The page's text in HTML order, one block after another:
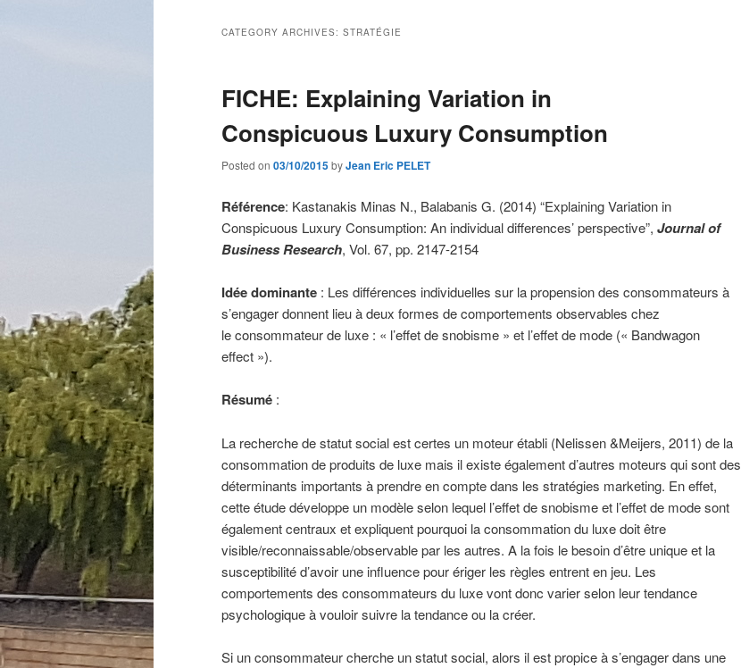
CATEGORY ARCHIVES: STRATÉGIE
FICHE: Explaining Variation in
Conspicuous Luxury Consumption
Posted on 03/10/2015byJean Eric PELET
Référence: Kastanakis Minas N., Balabanis G. (2014) “Explaining Variation in
Conspicuous Luxury Consumption: An individual differences’ perspective”, Journal of
Business Research, Vol. 67, pp. 2147-2154
Idée dominante : Les différences individuelles sur la propension des consommateurs à
s’engager donnent lieu à deux formes de comportements observables chez
le consommateur de luxe : « l’effet de snobisme » et l’effet de mode (« Bandwagon
effect »).
Résumé :
La recherche de statut social est certes un moteur établi (Nelissen &Meijers, 2011) de la
consommation de produits de luxe mais il existe également d’autres moteurs qui sont des
déterminants importants à prendre en compte dans les stratégies marketing. En effet,
cette étude développe un modèle selon lequel l’effet de snobisme et l’effet de mode sont
également centraux et expliquent pourquoi la consommation du luxe doit être
visible/reconnaissable/observable par les autres. A la fois le besoin d’être unique et la
susceptibilité d’avoir une influence pour ériger les règles entrent en jeu. Les
comportements des consommateurs du luxe vont donc varier selon leur tendance
psychologique à vouloir suivre la tendance ou la créer.
Si un consommateur cherche un statut social, alors il est propice à s’engager dans une